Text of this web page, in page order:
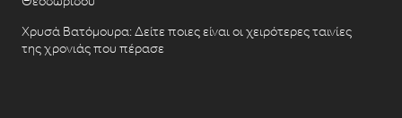
Χρυσά Βατόμουρα: Δείτε ποιες είναι οι χειρότερες ταινίες
της χρονιάς που πέρασε